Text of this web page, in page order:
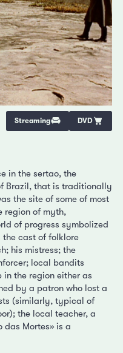
Streaming DVD
in the sertao, the
Brazil, that is traditionally
the site of some of most
region of myth,
of progress symbolized
cast of folklore
his mistress; the
local bandits
the region either as
by a patron who lost a
(similarly, typical of
the local teacher, a
das Mortes» is a